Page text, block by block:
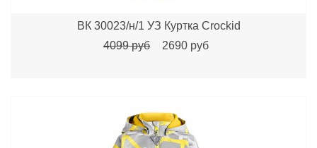
ВК 30023/н/1 УЗ Куртка Crockid
4099 руб
2690 руб